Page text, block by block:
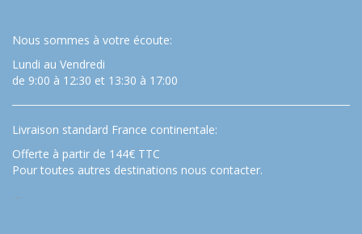
Nous sommes à votre écoute:
Lundi au Vendredi
de 9:00 à 12:30 et 13:30 à 17:00
Livraison standard France continentale:
Offerte à partir de 144€ TTC
Pour toutes autres destinations nous contacter.
…